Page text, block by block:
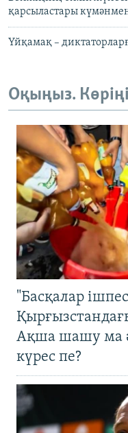
қарсыластары
Үйқамақ –
Оқыңыз.
"Басқалар
Ақша шашу ма
күрес пе?